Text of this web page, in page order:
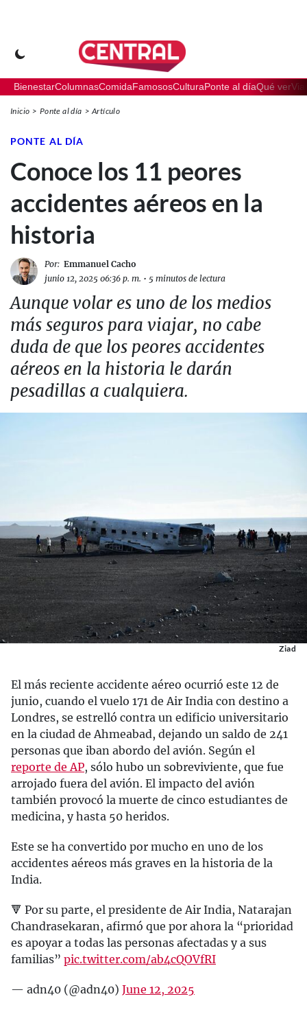
BienestarColumnasComidaFamososCulturaPonte al díaQué ver
Inicio Ponte al día Artículo
PONTE AL DÍA
Conoce los 11 peores
accidentes aéreos en la
historia
Por: Emmanuel Cacho
junio 12, 2025 06:36 p. m. • 5 minutos de lectura
Aunque volar es uno de los medios
más seguros para viajar, no cabe
duda de que los peores accidentes
aéreos en la historia le darán
pesadillas a cualquiera.
Ziad
El más reciente accidente aéreo ocurrió este 12 de
junio, cuando el vuelo 171 de Air India con destino a
Londres, se estrelló contra un edificio universitario
en la ciudad de Ahmeabad, dejando un saldo de 241
personas que iban abordo del avión. Según el
reporte de AP, sólo hubo un sobreviviente, que fue
arrojado fuera del avión. El impacto del avión
también provocó la muerte de cinco estudiantes de
medicina, y hasta 50 heridos.
Este se ha convertido por mucho en uno de los
accidentes aéreos más graves en la historia de la
India.
🔻 Por su parte, el presidente de Air India, Natarajan
Chandrasekaran, afirmó que por ahora la “prioridad
es apoyar a todas las personas afectadas y a sus
familias” pic.twitter.com/ab4cQOVfRI
— adn40 (@adn40) June 12, 2025